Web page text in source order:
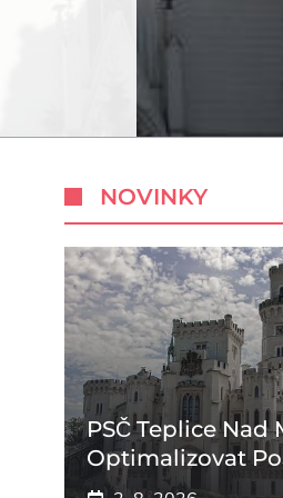
NOVINKY
PSČ Teplice Nad
Optimalizovat